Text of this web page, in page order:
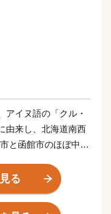
アイヌ語の「クル・
由来し、北海道南西
と函館市のほぼ中間
地形となっておりま
洋を望むことができ
る